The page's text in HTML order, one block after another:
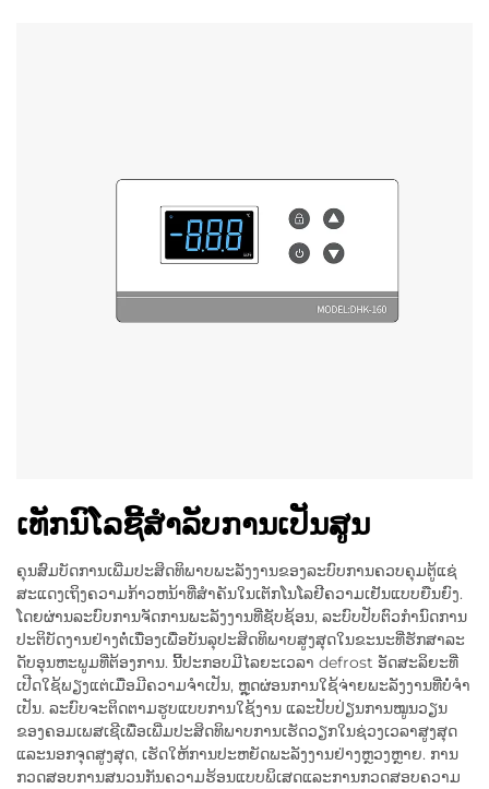
ເທັກນົໂລຊີ້ສຳລັບການເປັນສູນ
ຄຸນສົມບັດການເພີ່ມປະສິດທິພາບພະລັງງານຂອງລະບົບການຄວບຄຸມຕູ້ແຊ່
ສະແດງເຖິງຄວາມກ້າວຫນ້າທີ່ສໍາຄັນໃນເຕັກໂນໂລຢີຄວາມເຢັນແບບຍືນຍົງ.
ໂດຍຜ່ານລະບົບການຈັດການພະລັງງານທີ່ຊັບຊ້ອນ, ລະບົບປັບຕົວກໍານົດການ
ປະຕິບັດງານຢ່າງຕໍ່ເນື່ອງເພື່ອບັນລຸປະສິດທິພາບສູງສຸດໃນຂະນະທີ່ຮັກສາລະ
ດັບອຸນຫະພູມທີ່ຕ້ອງການ. ນີ້ປະກອບມີໄລຍະເວລາ defrost ອັດສະລິຍະທີ່
ເປີດໃຊ້ພຽງແຕ່ເມື່ອມີຄວາມຈໍາເປັນ, ຫຼຸດຜ່ອນການໃຊ້ຈ່າຍພະລັງງານທີ່ບໍ່ຈໍາ
ເປັນ. ລະບົບຈະຕິດຕາມຮູບແບບການໃຊ້ງານ ແລະປັບປ່ຽນການໝູນວຽນ
ຂອງຄອມເພສເຊີເພື່ອເພີ່ມປະສິດທິພາບການເຮັດວຽກໃນຊ່ວງເວລາສູງສຸດ
ແລະນອກຈຸດສູງສຸດ, ເຮັດໃຫ້ການປະຫຍັດພະລັງງານຢ່າງຫຼວງຫຼາຍ. ການ
ກວດສອບການສນວນກັນຄວາມຮ້ອນແບບພິເສດແລະການກວດສອບຄວາມ